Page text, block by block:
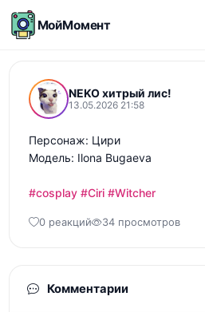
МойМомент
NEKO хитрый лис!
13.05.2026 21:58
Персонаж: Цири
Модель: Ilona Bugaeva
#cosplay #Ciri #Witcher
0 реакций 34 просмотров
Комментарии